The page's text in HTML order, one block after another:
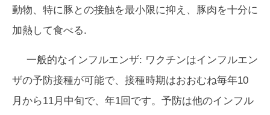
動物、特に豚との接触を最小限に抑え、豚肉を十分に
加熱して食べる.
一般的なインフルエンザ: ワクチンはインフルエン
ザの予防接種が可能で、接種時期はおおむね毎年10
月から11月中旬で、年1回です。予防は他のインフル